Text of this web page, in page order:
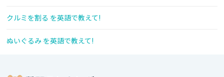
クルミを割る を英語で教えて!
ぬいぐるみ を英語で教えて!